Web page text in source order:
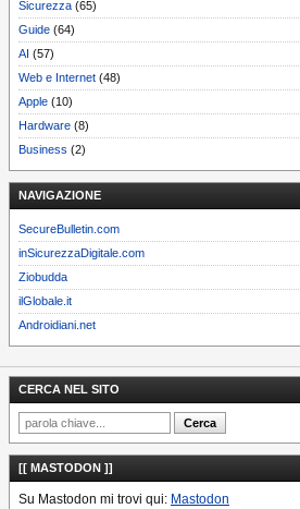
Sicurezza (65)
Guide (64)
AI (57)
Web e Internet (48)
Apple (10)
Hardware (8)
Business (2)
NAVIGAZIONE
SecureBulletin.com
inSicurezzaDigitale.com
Ziobudda
ilGlobale.it
Androidiani.net
CERCA NEL SITO
[[ MASTODON ]]
Su Mastodon mi trovi qui: Mastodon